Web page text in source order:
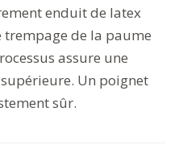
enduit de latex
trempage de la paume
assure une
Un poignet
sûr.